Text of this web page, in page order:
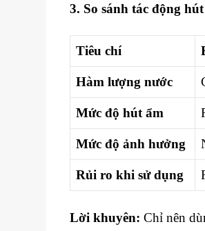
3. So sánh tác động
Tiêu chí
Hàm lượng nước
Mức độ hút ẩm
Mức độ ảnh hưởng
Rủi ro khi sử dụng
Lời khuyên: Chỉ nên